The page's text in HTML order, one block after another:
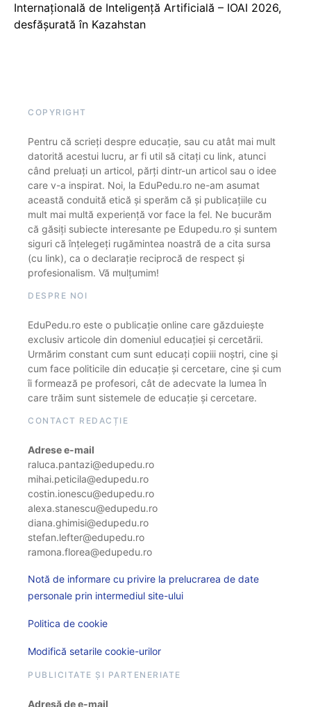
Internațională de Inteligență Artificială – IOAI 2026,
desfășurată în Kazahstan
COPYRIGHT
Pentru că scrieți despre educație, sau cu atât mai mult
datorită acestui lucru, ar fi util să citați cu link, atunci
când preluați un articol, părți dintr-un articol sau o idee
care v-a inspirat. Noi, la EduPedu.ro ne-am asumat
această conduită etică și sperăm că și publicațiile cu
mult mai multă experiență vor face la fel. Ne bucurăm
că găsiți subiecte interesante pe Edupedu.ro și suntem
siguri că înțelegeți rugămintea noastră de a cita sursa
(cu link), ca o declarație reciprocă de respect și
profesionalism. Vă mulțumim!
DESPRE NOI
EduPedu.ro este o publicație online care găzduiește
exclusiv articole din domeniul educației și cercetării.
Urmărim constant cum sunt educați copiii noștri, cine și
cum face politicile din educație și cercetare, cine și cum
îi formează pe profesori, cât de adecvate la lumea în
care trăim sunt sistemele de educație și cercetare.
CONTACT REDACȚIE
Adrese e-mail
raluca.pantazi@edupedu.ro
mihai.peticila@edupedu.ro
costin.ionescu@edupedu.ro
alexa.stanescu@edupedu.ro
diana.ghimisi@edupedu.ro
stefan.lefter@edupedu.ro
ramona.florea@edupedu.ro
Notă de informare cu privire la prelucrarea de date
personale prin intermediul site-ului
Politica de cookie
Modifică setarile cookie-urilor
PUBLICITATE ȘI PARTENERIATE
Adresă de e-mail